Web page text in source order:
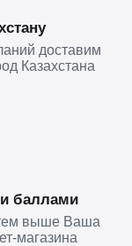
доставим
Казахстана
баллами
выше Ваша
магазина